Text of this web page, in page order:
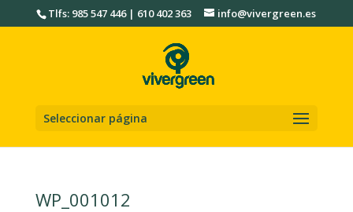
Tlfs: 985 547 446 | 610 402 363 info@vivergreen.es
Seleccionar página
WP_001012